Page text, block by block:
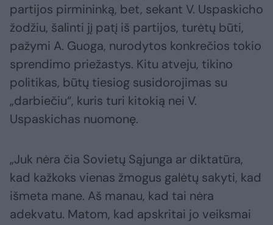
partijos pirmininką, bet, sekant V. Uspaskicho
žodžiu, šalinti jį patį iš partijos, turėtų būti,
pažymi A. Guoga, nurodytos konkrečios tokio
sprendimo priežastys. Kitu atveju, tikino
politikas, būtų tiesiog susidorojimas su
„darbiečiu“, kuris turi kitokią nei V.
Uspaskichas nuomonę.
„Juk nėra čia Sovietų Sąjunga ar diktatūra,
kad kažkoks vienas žmogus galėtų sakyti, kad
išmeta mane. Aš manau, kad tai nėra
adekvatu. Matom, kad apskritai jo veiksmai